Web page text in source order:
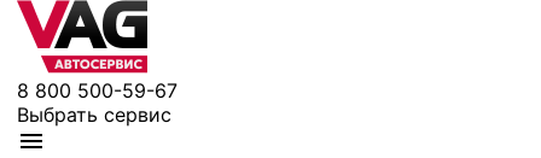
8 800 500-59-67
Выбрать сервис